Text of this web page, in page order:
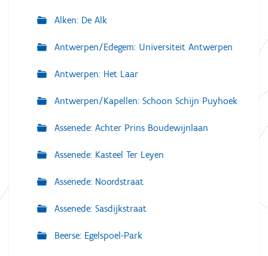
Alken: De Alk
Antwerpen/Edegem: Universiteit Antwerpen
Antwerpen: Het Laar
Antwerpen/Kapellen: Schoon Schijn Puyhoek
Assenede: Achter Prins Boudewijnlaan
Assenede: Kasteel Ter Leyen
Assenede: Noordstraat
Assenede: Sasdijkstraat
Beerse: Egelspoel-Park